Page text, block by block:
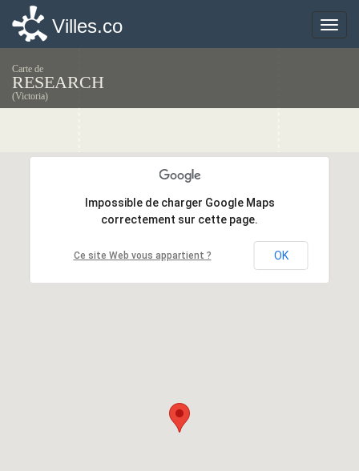
Toggle
Villes.co
Carte de
RESEARCH
(Victoria)
Impossible de charger Google Maps
correctement sur cette page.
Ce site Web vous appartient ? OK
Impossible de charger Google Maps
correctement sur cette page.
Ce site Web vous appartient ? OK
Toggle
Villes.co